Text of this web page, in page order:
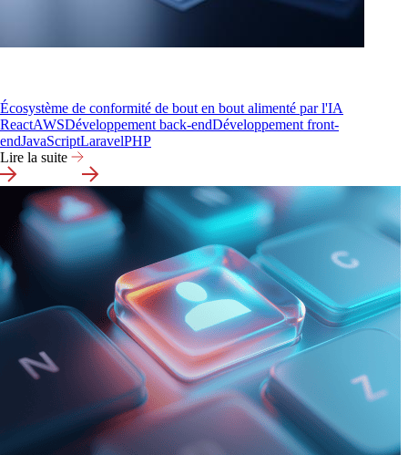
Écosystème de conformité de bout en bout alimenté par l'IA
ReactAWSDéveloppement back-endDéveloppement front-
endJavaScriptLaravelPHP
Lire la suite